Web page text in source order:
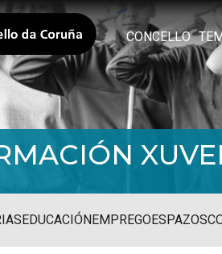
CONCELLO
EDUCACIÓNEMPREGOESPAZOS